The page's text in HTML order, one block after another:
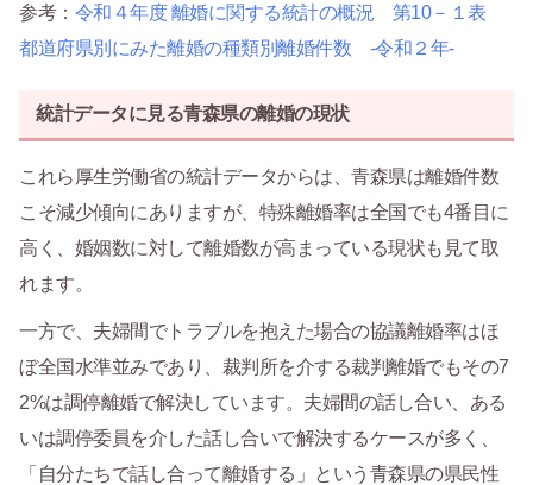
参考： 令和４年度 離婚に関する統計の概況 第10－１表
都道府県別にみた離婚の種類別離婚件数 -令和２年-
統計データに見る青森県の離婚の現状
これら厚生労働省の統計データからは、青森県は離婚件数
こそ減少傾向にありますが、特殊離婚率は全国でも4番目に
高く、婚姻数に対して離婚数が高まっている現状も見て取
れます。
一方で、夫婦間でトラブルを抱えた場合の協議離婚率はほ
ぼ全国水準並みであり、裁判所を介する裁判離婚でもその7
2%は調停離婚で解決しています。夫婦間の話し合い、ある
いは調停委員を介した話し合いで解決するケースが多く、
「自分たちで話し合って離婚する」という青森県の県民性